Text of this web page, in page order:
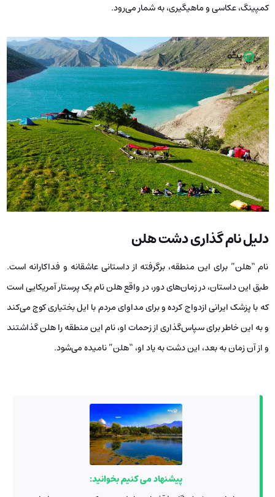
کمپینگ، عکاسی و ماهیگیری، به شمار می‌رود.
دلیل نام گذاری دشت هلن
نام “هلن” برای این منطقه، برگرفته از داستانی عاشقانه و فداکارانه است.
طبق این داستان، در زمان‌های دور، در واقع هلن نام یک پرستار آمریکایی است
که با پزشک ایرانی ازدواج کرده و برای مداوای مردم با ایل بختیاری کوچ می‌کند
و به این خاطر برای سپاس‌گذاری از زحمات او، نام این منطقه را هلن گذاشتند
و از آن زمان به بعد، این دشت به یاد او، “هلن” نامیده می‌شود.
پیشنهاد می کنیم بخوانید: